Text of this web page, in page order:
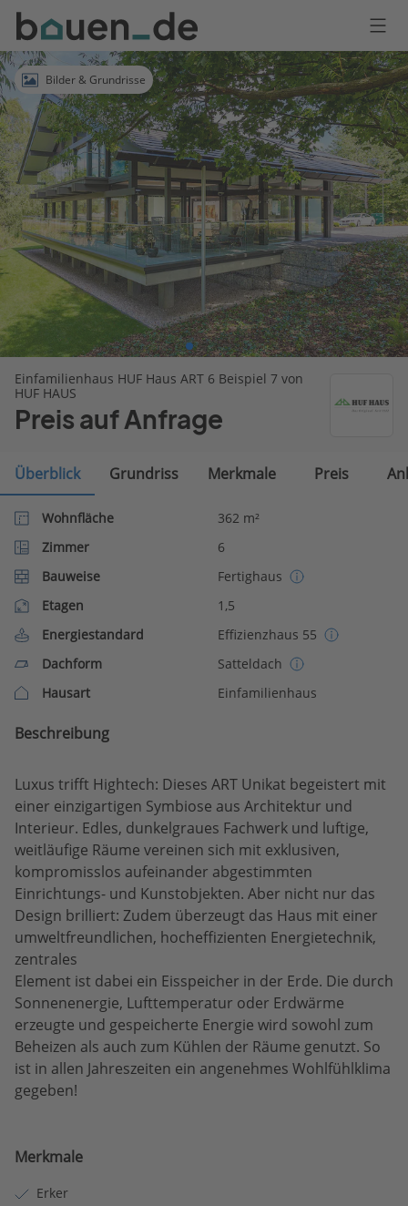
Bauen
Logo
Anmelden
Bilder & Grundrisse
Einfamilienhaus HUF Haus ART 6 Beispiel 7 von
HUF HAUS
Preis auf Anfrage
Überblick Grundriss Merkmale Preis
Wohnfläche
362 m²
Zimmer
6
Bauweise
Fertighaus
Etagen
1,5
Energiestandard
Effizienzhaus 55
Dachform
Satteldach
Hausart
Einfamilienhaus
Beschreibung
Luxus trifft Hightech: Dieses ART Unikat begeistert mit
einer einzigartigen Symbiose aus Architektur und
Interieur. Edles, dunkelgraues Fachwerk und luftige,
weitläufige Räume vereinen sich mit exklusiven,
kompromisslos aufeinander abgestimmten
Einrichtungs- und Kunstobjekten. Aber nicht nur das
Design brilliert: Zudem überzeugt das Haus mit einer
umweltfreundlichen, hocheffizienten Energietechnik,
zentrales
Element ist dabei ein Eisspeicher in der Erde. Die durch
Sonnenenergie, Lufttemperatur oder Erdwärme
erzeugte und gespeicherte Energie wird sowohl zum
Beheizen als auch zum Kühlen der Räume genutzt. So
ist in allen Jahreszeiten ein angenehmes Wohlfühlklima
gegeben!
Merkmale
Erker